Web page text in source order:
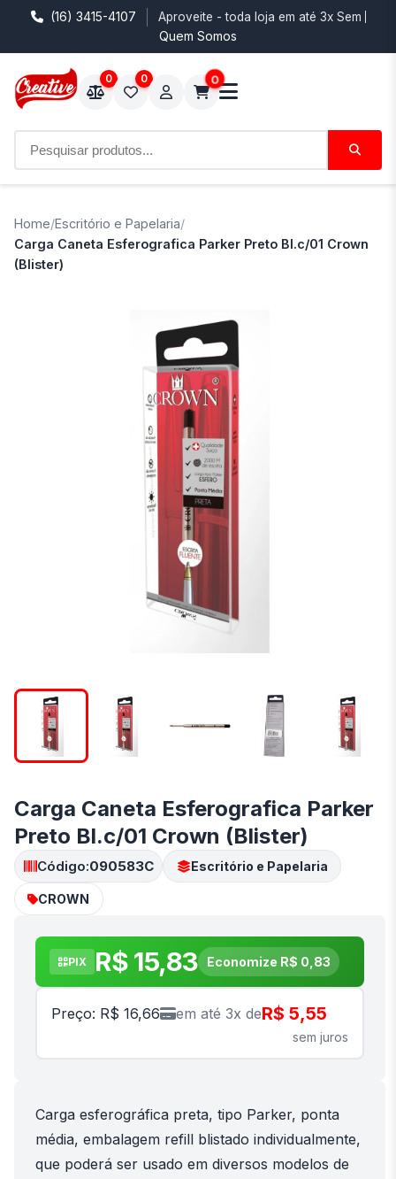
(16) 3415-4107 Aproveite - toda loja em até 3x Sem
Quem Somos
0 0 0
Home/Escritório e Papelaria/
Carga Caneta Esferografica Parker Preto Bl.c/01 Crown
(Blister)
Carga Caneta Esferografica Parker
Preto Bl.c/01 Crown (Blister)
Código:090583C Escritório e Papelaria
CROWN
PIX R$ 15,83 Economize R$ 0,83
Preço: R$ 16,66 em até 3x deR$ 5,55
sem juros
Carga esferográfica preta, tipo Parker, ponta
média, embalagem refill blistado individualmente,
que poderá ser usado em diversos modelos de